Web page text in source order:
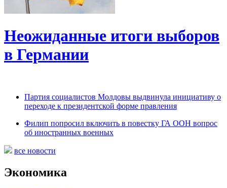
Неожиданные итоги выборов
в Германии
Партия социалистов Молдовы выдвинула инициативу о
переходе к президентской форме правления
Филип попросил включить в повестку ГА ООН вопрос
об иностранных военных
все новости
Экономика